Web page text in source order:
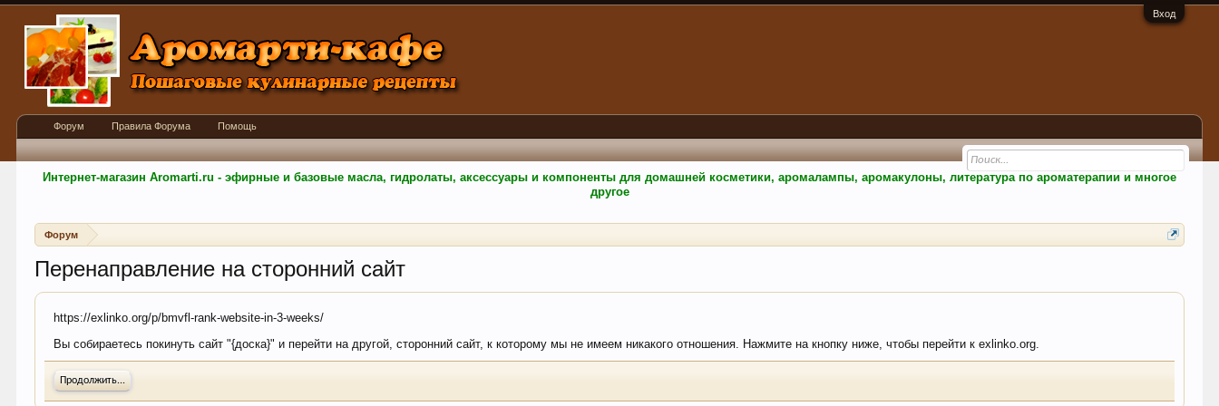
Вход
Интернет-магазин Aromarti.ru - эфирные и базовые масла, гидролаты, аксессуары и компоненты для домашней косметики, аромалампы, аромакулоны, литература по ароматерапии и многое
другое
Форум
Перенаправление на сторонний сайт
https://exlinko.org/p/bmvfl-rank-website-in-3-weeks/
Вы собираетесь покинуть сайт "{доска}" и перейти на другой, сторонний сайт, к которому мы не имеем никакого отношения. Нажмите на кнопку ниже, чтобы перейти к exlinko.org.
Продолжить...
Форум Правила Форума Помощь